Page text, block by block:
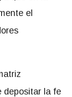
el
depositar la fe